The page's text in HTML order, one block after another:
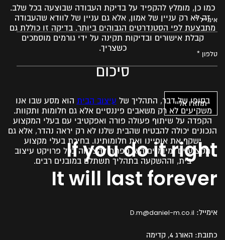
כמו כן, מומלץ להקפיד על בדיקת העבודה שבוצעה בכל שלב.
זה לא רק עניין של אמון, אלא גם עניין של לוודא שהעבודה
מתבצעת לפי הסטנדרטים הגבוהים ביותר. בדיקה זו כוללת גם
קבלת אישורים ובדיקות תקינה על ידי גורמים מוסמכים
כשצריך.
סיכום
בסופו של דבר, התהליך של עיצוב הבית הוא מסע שבו אנו
משקיעים לא רק משאבים פיננסיים אלא גם חלומות ותקוות.
הקפדה על שיתוף פעולה פורה ואפקטיבי עם בעלי המקצוע
הנכונים יכולה להבטיח שהבית שלנו לא רק יראה נהדר, אלא גם
ישקף את אופיינו ואת חלומותינו. בחירת בעלי מקצוע
מקצועיים ומיומנים היא מפתח להצלחה בכל פרויקט עיצוב
בית, וההשקעה בתהליך תשתלם במובנים רבים.
If you do it right
It will last forever
אימייל: D.m@daniel-m.co.il
כתובת: האורג 4, קדימה